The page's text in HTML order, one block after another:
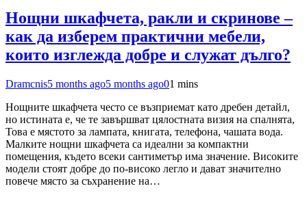
Нощни шкафчета, ракли и скринове –
как да изберем практични мебели,
които изглежда добре и служат дълго?
Dramcnis5 months ago5 months ago01 mins
Нощните шкафчета често се възприемат като дребен детайл,
но истината е, че те завършват цялостната визия на спалнята,
Това е мястото за лампата, книгата, телефона, чашата вода.
Малките нощни шкафчета са идеални за компактни
помещения, където всеки сантиметър има значение. Високите
модели стоят добре до по-високо легло и дават значително
повече място за съхранение на…